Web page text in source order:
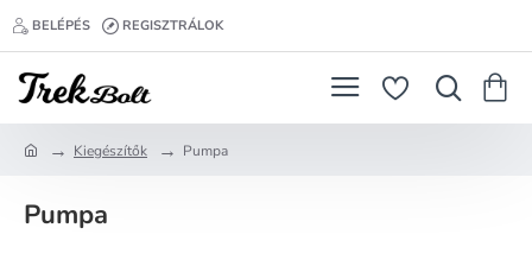
BELÉPÉS REGISZTRÁLOK
m
Kiegészítők Pumpa
Pumpa